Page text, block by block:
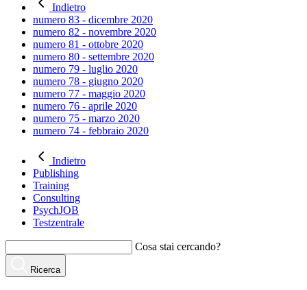
Indietro
numero 83 - dicembre 2020
numero 82 - novembre 2020
numero 81 - ottobre 2020
numero 80 - settembre 2020
numero 79 - luglio 2020
numero 78 - giugno 2020
numero 77 - maggio 2020
numero 76 - aprile 2020
numero 75 - marzo 2020
numero 74 - febbraio 2020
Indietro
Publishing
Training
Consulting
PsychJOB
Testzentrale
Cosa stai cercando?
Ricerca